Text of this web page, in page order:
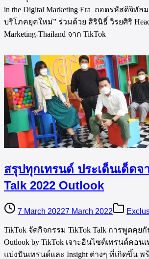
in the Digital Marketing Era ถอดรหัสดิจิทัล
บริโภคยุคใหม่” ร่วมด้วย สิรินิธิ์ วิรยศิริ Head
Marketing-Thailand จาก TikTok
สรุปทุกเทรนด์ ประเด็นเด็ดจ
Talk 2022 Outlook
7 March 20227 March 2022
TikTok จัดกิจกรรม TikTok Talk การพูดคุยกั
Outlook by TikTok เจาะอินไซต์เทรนด์คอน
แบ่งปันเทรนด์และ Insight ต่างๆ ที่เกิดขึ้น